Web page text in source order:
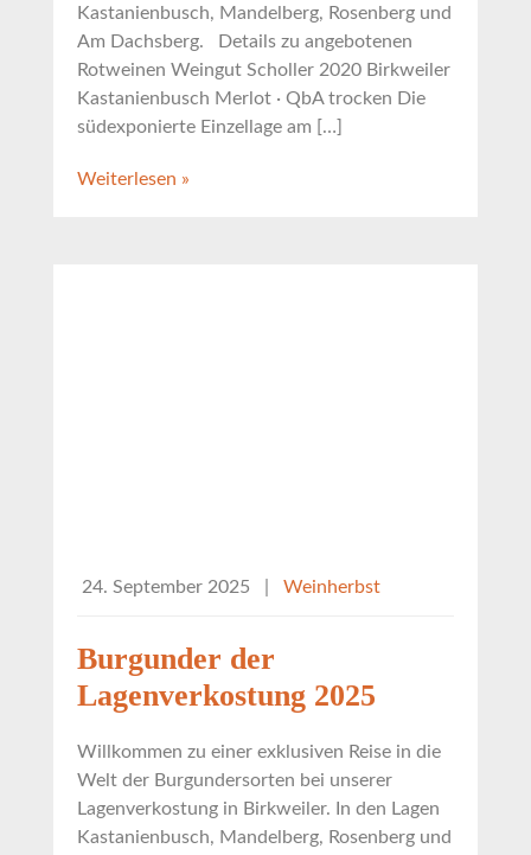
Kastanienbusch, Mandelberg, Rosenberg und
Am Dachsberg. Details zu angebotenen
Rotweinen Weingut Scholler 2020 Birkweiler
Kastanienbusch Merlot · QbA trocken Die
südexponierte Einzellage am […]
Weiterlesen »
24. September 2025 Weinherbst
Burgunder der
Lagenverkostung 2025
Willkommen zu einer exklusiven Reise in die
Welt der Burgundersorten bei unserer
Lagenverkostung in Birkweiler. In den Lagen
Kastanienbusch, Mandelberg, Rosenberg und